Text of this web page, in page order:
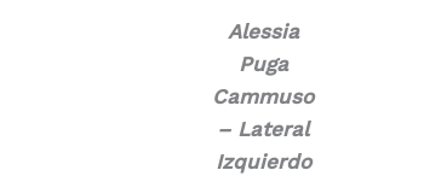
Alessia
Puga
Cammuso
– Lateral
Izquierdo